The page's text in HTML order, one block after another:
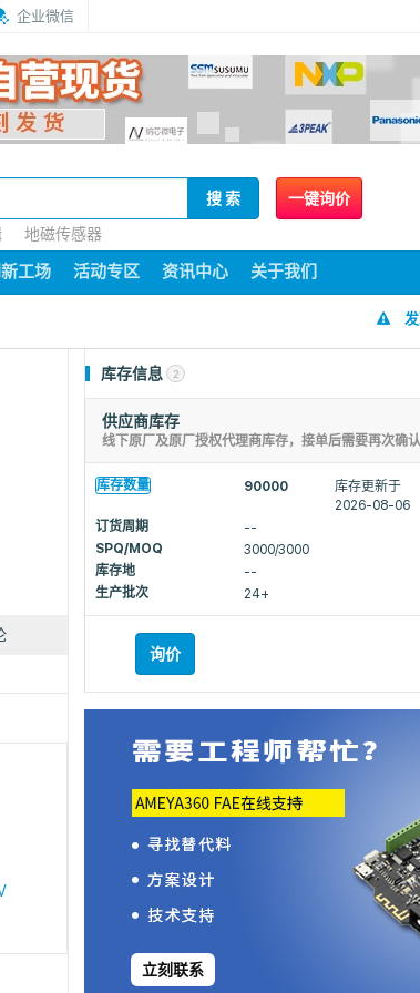
企业微信
一键询价
搜 索
地磁传感器
工场 活动专区 资讯中心 关于我们
库存信息 2
供应商库存
线下原厂及原厂授权代理商库存，接单后需要再次确
库存数量 90000
库存更新于
2026-08-06
订货周期
--
SPQ/MOQ
3000/3000
库存地
--
生产批次
24+
询价
立刻联系